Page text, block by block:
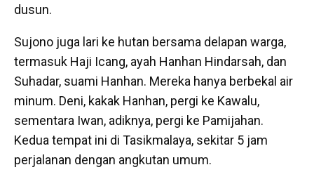
dusun.
Sujono juga lari ke hutan bersama delapan warga,
termasuk Haji Icang, ayah Hanhan Hindarsah, dan
Suhadar, suami Hanhan. Mereka hanya berbekal air
minum. Deni, kakak Hanhan, pergi ke Kawalu,
sementara Iwan, adiknya, pergi ke Pamijahan.
Kedua tempat ini di Tasikmalaya, sekitar 5 jam
perjalanan dengan angkutan umum.